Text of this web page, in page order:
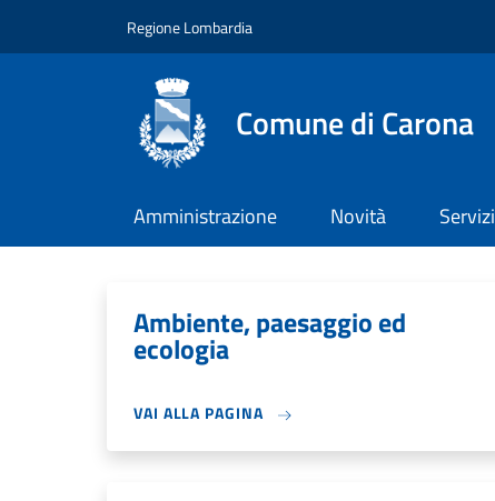
Regione Lombardia
Comune di Carona
Amministrazione Novità Servizi
Ambiente, paesaggio ed
ecologia
VAI ALLA PAGINA